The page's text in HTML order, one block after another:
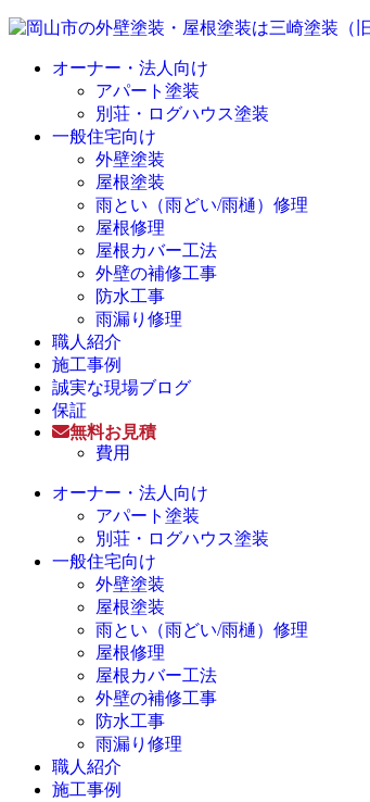
オーナー・法人向け
アパート塗装
別荘・ログハウス塗装
一般住宅向け
外壁塗装
屋根塗装
雨とい（雨どい/雨樋）修理
屋根修理
屋根カバー工法
外壁の補修工事
防水工事
雨漏り修理
職人紹介
施工事例
誠実な現場ブログ
保証
無料お見積
費用
オーナー・法人向け
アパート塗装
別荘・ログハウス塗装
一般住宅向け
外壁塗装
屋根塗装
雨とい（雨どい/雨樋）修理
屋根修理
屋根カバー工法
外壁の補修工事
防水工事
雨漏り修理
職人紹介
施工事例